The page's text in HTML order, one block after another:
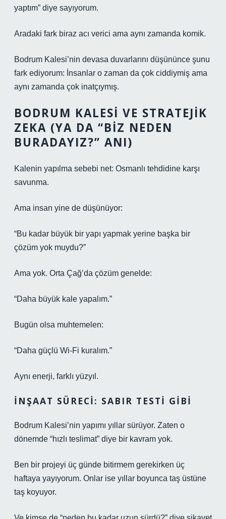
yaptım” diye sayıyorum.
Aradaki fark biraz acı verici ama aynı zamanda komik.
Bodrum Kalesi’nin devasa duvarlarını düşününce şunu
fark ediyorum: İnsanlar o zaman da çok ciddiymiş ama
aynı zamanda çok inatçıymış.
BODRUM KALESI VE STRATEJIK
ZEKA (YA DA “BIZ NEDEN
BURADAYIZ?” ANI)
Kalenin yapılma sebebi net: Osmanlı tehdidine karşı
savunma.
Ama insan yine de düşünüyor:
“Bu kadar büyük bir yapı yapmak yerine başka bir
çözüm yok muydu?”
Ama yok. Orta Çağ’da çözüm genelde:
“Daha büyük kale yapalım.”
Bugün olsa muhtemelen:
“Daha güçlü Wi-Fi kuralım.”
Aynı enerji, farklı yüzyıl.
İNŞAAT SÜRECI: SABIR TESTI GIBI
Bodrum Kalesi’nin yapımı yıllar sürüyor. Zaten o
dönemde “hızlı teslimat” diye bir kavram yok.
Ben bir projeyi üç günde bitirmem gerekirken üç
haftaya yayıyorum. Onlar ise yıllar boyunca taş üstüne
taş koyuyor.